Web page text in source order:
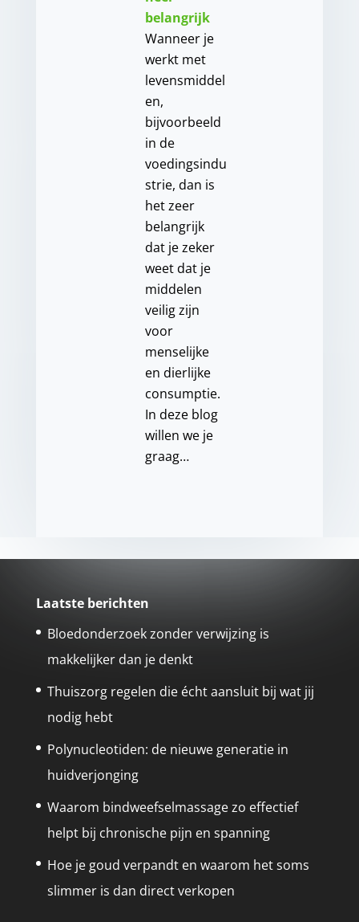
belangrijk
Wanneer je
werkt met
levensmiddel
en,
bijvoorbeeld
in de
voedingsindu
strie, dan is
het zeer
belangrijk
dat je zeker
weet dat je
middelen
veilig zijn
voor
menselijke
en dierlijke
consumptie.
In deze blog
willen we je
graag…
Laatste berichten
Bloedonderzoek zonder verwijzing is
makkelijker dan je denkt
Thuiszorg regelen die écht aansluit bij wat jij
nodig hebt
Polynucleotiden: de nieuwe generatie in
huidverjonging
Waarom bindweefselmassage zo effectief
helpt bij chronische pijn en spanning
Hoe je goud verpandt en waarom het soms
slimmer is dan direct verkopen